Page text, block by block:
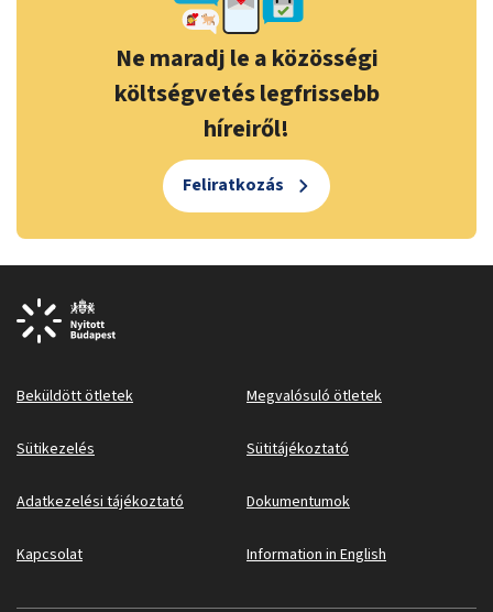
Ne maradj le a közösségi
költségvetés legfrissebb
híreiről!
Feliratkozás
Beküldött ötletek Megvalósuló ötletek
Sütikezelés Sütitájékoztató
Adatkezelési tájékoztató Dokumentumok
Kapcsolat Information in English